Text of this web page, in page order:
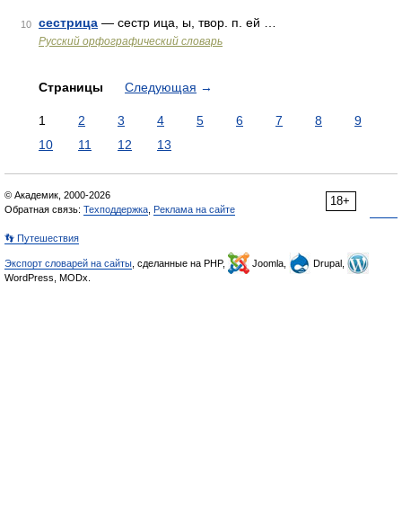
10 сестрица — сестр ица, ы, твор. п. ей …
Русский орфографический словарь
Страницы Следующая →
1 2 3 4 5 6 7 8
9
10
11 12 13
18+
© Академик, 2000-2026
Обратная связь: Техподдержка Реклама на сайте
👣 Путешествия
Экспорт словарей на сайты , сделанные на PHP, Joomla,
Drupal,
WordPress, MODx.